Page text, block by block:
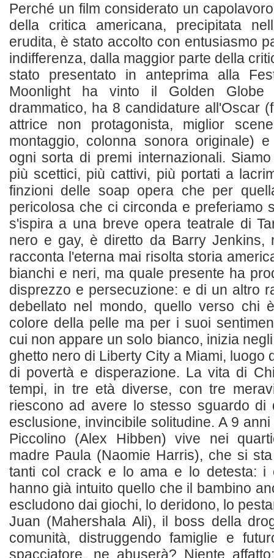
Perché un film considerato un
della critica americana, precipitata
erudita, è stato accolto con entusiasmo
indifferenza, dalla maggior parte della
stato presentato in anteprima alla
Moonlight ha vinto il Golden
drammatico, ha 8 candidature all'Oscar
attrice non protagonista, miglior
montaggio, colonna sonora originale)
ogni sorta di premi internazionali.
più scettici, più cattivi, più portati a
finzioni delle soap opera che per
pericolosa che ci circonda e preferiamo
s'ispira a una breve opera teatrale di
nero e gay, è diretto da Barry Jenkins,
racconta l'eterna mai risolta storia
bianchi e neri, ma quale presente ha
disprezzo e persecuzione: e di un altro
debellato nel mondo, quello verso chi
colore della pelle ma per i suoi
cui non appare un solo bianco, inizia
ghetto nero di Liberty City a Miami, luogo
di povertà e disperazione. La vita di
tempi, in tre età diverse, con tre
riescono ad avere lo stesso sguardo di
esclusione, invincibile solitudine. A 9
Piccolino (Alex Hibben) vive nei
madre Paula (Naomie Harris), che si
tanti col crack e lo ama e lo detesta: i
hanno già intuito quello che il bambino
escludono dai giochi, lo deridono, lo
Juan (Mahershala Ali), il boss della
comunità, distruggendo famiglie e
spacciatore, ne abuserà? Niente